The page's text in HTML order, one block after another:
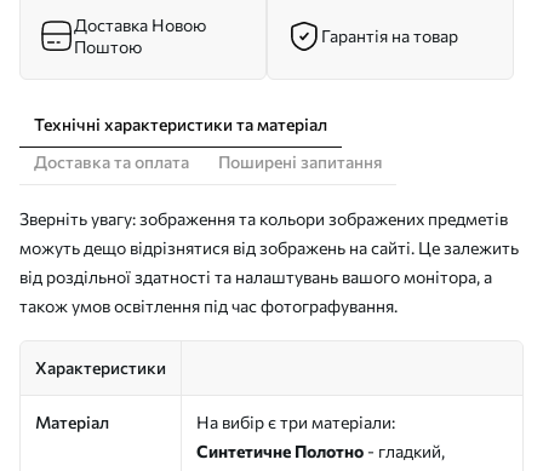
Доставка Новою
Поштою
Гарантія на товар
Технічні характеристики та матеріал
Доставка та оплата
Поширені запитання
Зверніть увагу: зображення та кольори зображених предметів
можуть дещо відрізнятися від зображень на сайті. Це залежить
від роздільної здатності та налаштувань вашого монітора, а
також умов освітлення під час фотографування.
Характеристики
Матеріал
На вибір є три матеріали:
Синтетичне Полотно - гладкий,